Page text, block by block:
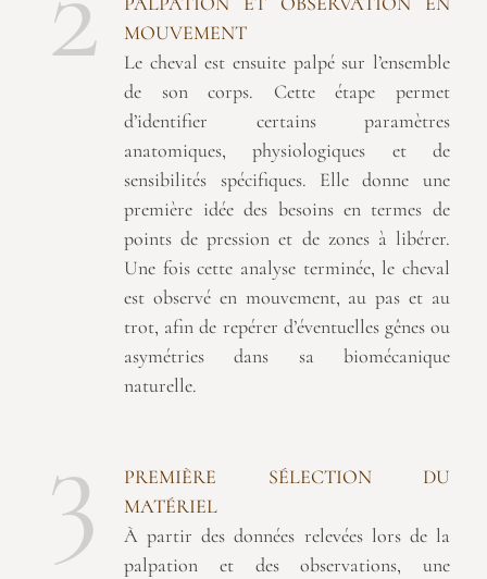
MOUVEMENT
Le cheval est ensuite palpé sur l’ensemble
de son corps. Cette étape permet
d’identifier certains paramètres
anatomiques, physiologiques et de
sensibilités spécifiques. Elle donne une
première idée des besoins en termes de
points de pression et de zones à libérer.
Une fois cette analyse terminée, le cheval
est observé en mouvement, au pas et au
trot, afin de repérer d’éventuelles gênes ou
asymétries dans sa biomécanique
naturelle.
3
PREMIÈRE SÉLECTION DU
MATÉRIEL
À partir des données relevées lors de la
palpation et des observations, une